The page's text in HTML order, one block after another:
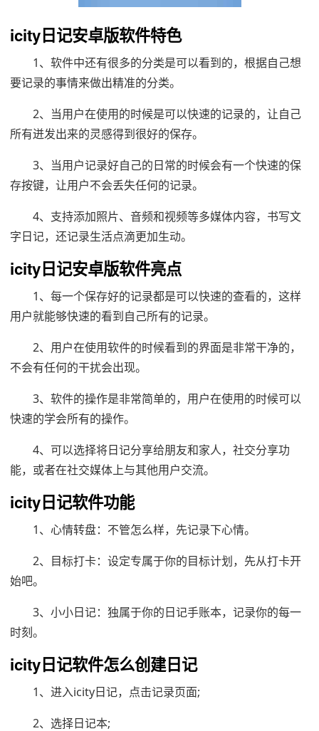
icity日记安卓版软件特色
1、软件中还有很多的分类是可以看到的，根据自己想
要记录的事情来做出精准的分类。
2、当用户在使用的时候是可以快速的记录的，让自己
所有迸发出来的灵感得到很好的保存。
3、当用户记录好自己的日常的时候会有一个快速的保
存按键，让用户不会丢失任何的记录。
4、支持添加照片、音频和视频等多媒体内容，书写文
字日记，还记录生活点滴更加生动。
icity日记安卓版软件亮点
1、每一个保存好的记录都是可以快速的查看的，这样
用户就能够快速的看到自己所有的记录。
2、用户在使用软件的时候看到的界面是非常干净的，
不会有任何的干扰会出现。
3、软件的操作是非常简单的，用户在使用的时候可以
快速的学会所有的操作。
4、可以选择将日记分享给朋友和家人，社交分享功
能，或者在社交媒体上与其他用户交流。
icity日记软件功能
1、心情转盘：不管怎么样，先记录下心情。
2、目标打卡：设定专属于你的目标计划，先从打卡开
始吧。
3、小小日记：独属于你的日记手账本，记录你的每一
时刻。
icity日记软件怎么创建日记
1、进入icity日记，点击记录页面;
2、选择日记本;